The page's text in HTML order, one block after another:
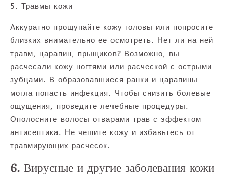
5. Травмы кожи
Аккуратно прощупайте кожу головы или попросите
близких внимательно ее осмотреть. Нет ли на ней
травм, царапин, прыщиков? Возможно, вы
расчесали кожу ногтями или расческой с острыми
зубцами. В образовавшиеся ранки и царапины
могла попасть инфекция. Чтобы снизить болевые
ощущения, проведите лечебные процедуры.
Ополосните волосы отварами трав с эффектом
антисептика. Не чешите кожу и избавьтесь от
травмирующих расчесок.
6. Вирусные и другие заболевания кожи